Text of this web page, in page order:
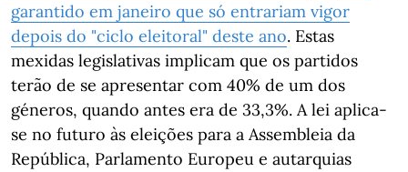
garantido em janeiro que só entrariam vigor
depois do "ciclo eleitoral" deste ano. Estas
mexidas legislativas implicam que os partidos
terão de se apresentar com 40% de um dos
géneros, quando antes era de 33,3%. A lei aplica-
se no futuro às eleições para a Assembleia da
República, Parlamento Europeu e autarquias